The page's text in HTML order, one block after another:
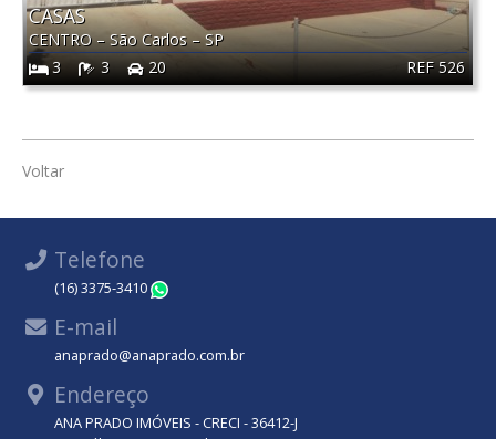
REF 526
CASAS
CENTRO–São Carlos–SP
3
3 20
Voltar
Telefone
(16) 3375-3410
E-mail
anaprado@anaprado.com.br
Endereço
ANA PRADO IMÓVEIS - CRECI - 36412-J